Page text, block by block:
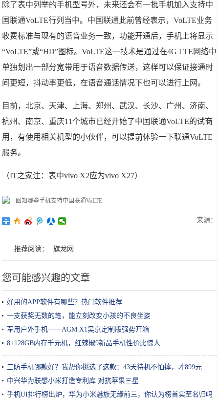
除了表中列举的手机型号外，未来还会有一批手机加入支持中
国联通VoLTE行列当中。中国联通此前曾经表示，VoLTE业务
收费标准与现有的语音业务一致，功能开通后，手机上将显示
“VoLTE”或“HD”图标。VoLTE这一技术是通过在4G LTE网络中
单独划出一部分宽带用于语音数据传送，这样可以保证接通时
间更短，抖动率更低，在语音通话情况下也可以进行上网。
目前，北京、天津、上海、郑州、武汉、长沙、广州、济南、
杭州、南京、重庆11个城市已经开始了中国联通VoLTE的试商
用，有使用相关机型的小伙伴，可以提前体验一下联通VoLTE
服务。
（IT之家注：表中vivo X2应为vivo X27）
来源：
推荐阅读： 旗龙网
您可能感兴趣的文章
好用的APP软件有哪些？热门软件推荐
一支获奖无数的笔，能立刻改变小孩的不良坐姿
军用户外手机——AGM X1吴京定制版强势开箱
8+128GB内存千元机，红辣椒9新品手机性价比惊人
三防手机哪款好？我帮你挑选了这款：43天待机不怕摔，才899元
中兴华为联想小米打造专利库 对抗苹果三星
手机UI排行榜出炉，华为小米魅族无缘前三，你认为榜首实至名归吗